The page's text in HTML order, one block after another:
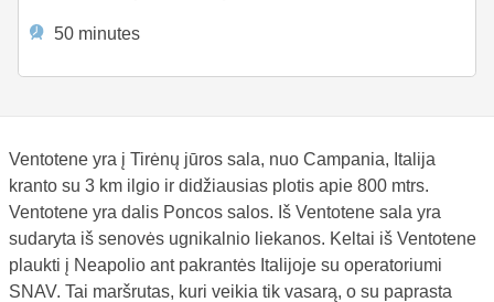
50 minutes
Ventotene yra į Tirėnų jūros sala, nuo Campania, Italija
kranto su 3 km ilgio ir didžiausias plotis apie 800 mtrs.
Ventotene yra dalis Poncos salos. Iš Ventotene sala yra
sudaryta iš senovės ugnikalnio liekanos. Keltai iš Ventotene
plaukti į Neapolio ant pakrantės Italijoje su operatoriumi
SNAV. Tai maršrutas, kuri veikia tik vasarą, o su paprasta